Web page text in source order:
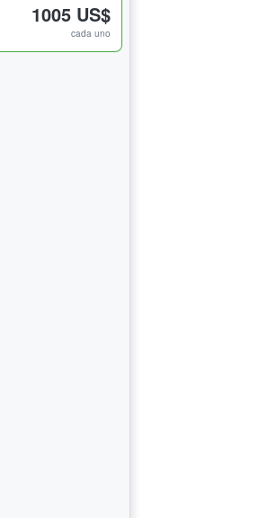
1005 US$
cada uno